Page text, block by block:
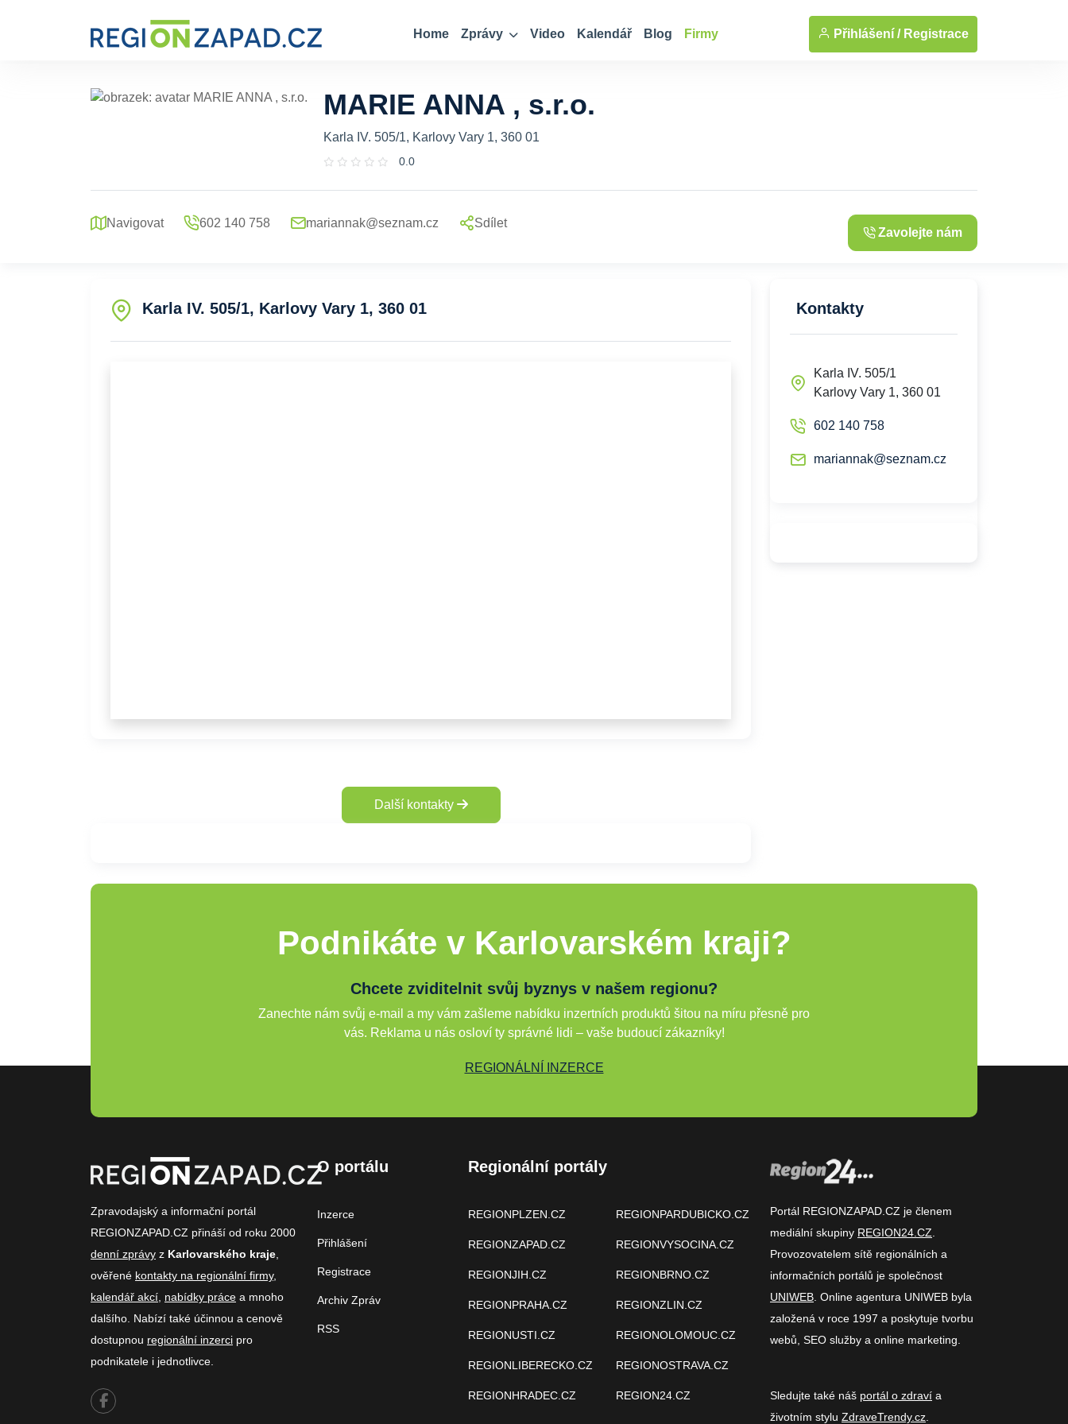
Home Zprávy Video Kalendář Blog Firmy Přihlášení / Registrace
MARIE ANNA , s.r.o.
Karla IV. 505/1, Karlovy Vary 1, 360 01
0.0
Navigovat 602 140 758 mariannak@seznam.cz Sdílet
Zavolejte nám
Karla IV. 505/1, Karlovy Vary 1, 360 01
Další kontakty
Kontakty
Karla IV. 505/1
Karlovy Vary 1, 360 01
602 140 758
mariannak@seznam.cz
Podnikáte v Karlovarském kraji?
Chcete zviditelnit svůj byznys v našem regionu?
Zanechte nám svůj e-mail a my vám zašleme nabídku inzertních produktů šitou na míru přesně pro
vás. Reklama u nás osloví ty správné lidi – vaše budoucí zákazníky!
REGIONÁLNÍ INZERCE
Zpravodajský a informační portál
REGIONZAPAD.CZ přináší od roku 2000
denní zprávy z Karlovarského kraje
ověřené kontakty na regionální firmy,
kalendář akcí nabídky práce a mnoho
dalšího. Nabízí také účinnou a cenově
dostupnou regionální inzerci pro
podnikatele i jednotlivce.
O portálu
Inzerce
Přihlášení
Registrace
Archiv Zpráv
RSS
Regionální portály
REGIONPLZEN.CZ
REGIONZAPAD.CZ
REGIONJIH.CZ
REGIONPRAHA.CZ
REGIONUSTI.CZ
REGIONLIBERECKO.CZ
REGIONHRADEC.CZ
REGIONPARDUBICKO.CZ
REGIONVYSOCINA.CZ
REGIONBRNO.CZ
REGIONZLIN.CZ
REGIONOLOMOUC.CZ
REGIONOSTRAVA.CZ
REGION24.CZ
Portál REGIONZAPAD.CZ je členem
mediální skupiny REGION24.CZ
Provozovatelem sítě regionálních a
informačních portálů je společnost
UNIWEB . Online agentura UNIWEB byla
založená v roce 1997 a poskytuje tvorbu
webů, SEO služby a online marketing.
Sledujte také náš portál o zdraví a
životním stylu ZdraveTrendy.cz